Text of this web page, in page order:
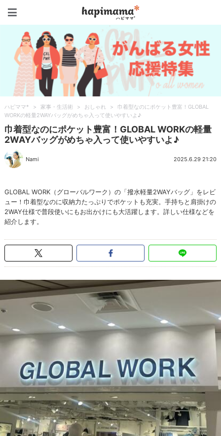
ハピママ* > 家事・生活術 > おしゃれ >
巾着型なのにポケット豊富！GLOBAL
WORKの軽量2WAYバッグがめちゃ入って使いやすいよ♪
巾着型なのにポケット豊富！GLOBAL WORKの軽量
2WAYバッグがめちゃ入って使いやすいよ♪
Nami 2025.6.29 21:20
GLOBAL WORK（グローバルワーク）の「撥水軽量2WAYバッグ」をレビ
ュー！巾着型なのに収納力たっぷりでポケットも充実。手持ちと肩掛けの
2WAY仕様で普段使いにもお出かけにも大活躍します。詳しい仕様などを
紹介します。